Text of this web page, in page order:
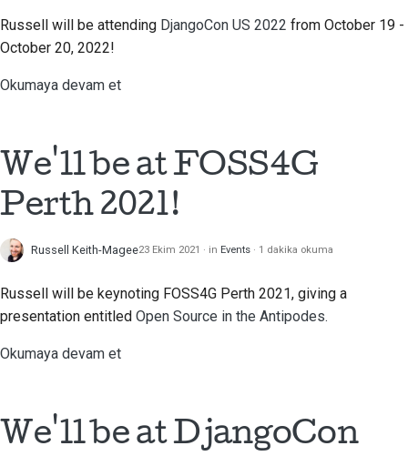
Russell will be attending DjangoCon US 2022 from October 19 -
October 20, 2022!
Okumaya devam et
We'll be at FOSS4G
Perth 2021!
Russell Keith-Magee23 Ekim 2021 in Events 1 dakika okuma
Russell will be keynoting FOSS4G Perth 2021, giving a
presentation entitled Open Source in the Antipodes.
Okumaya devam et
We'll be at DjangoCon